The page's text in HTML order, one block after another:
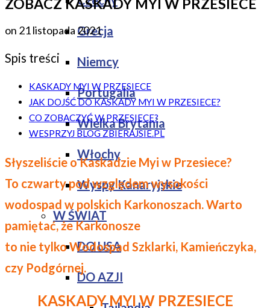
Grecja
Niemcy
Portugalia
Wielka Brytania
Włochy
Wyspy Kanaryjskie
W ŚWIAT
DO USA
DO AZJI
ZOBACZ KASKADY MYI W PRZESIECE
on 21 listopada 2021
Spis treści
KASKADY MYI W PRZESIECE
JAK DOJŚĆ DO KASKADY MYI W PRZESIECE?
CO ZOBACZYĆ W PRZESIECE?
WESPRZYJ BLOG ZBIERAJSIE.PL
Słyszeliście o Kaskadzie Myi w Przesiece?
To czwarty pod względem wysokości
wodospad w polskich Karkonoszach. Warto
pamiętać, że Karkonosze
to nie tylko Wodospad Szklarki, Kamieńczyka,
czy Podgórnej.
KASKADY MYI W PRZESIECE